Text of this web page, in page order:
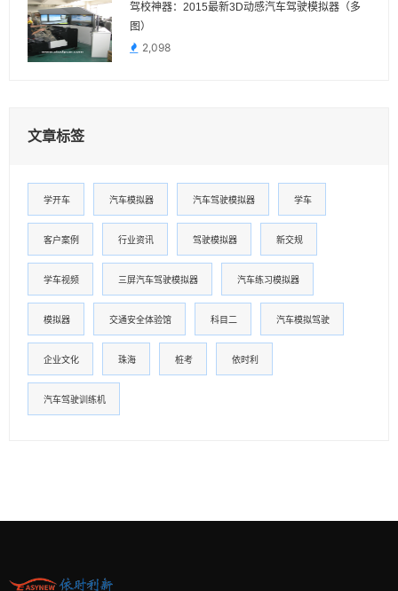
驾校神器：2015最新3D动感汽车驾驶模拟器（多
图）
2,098
文章标签
学开车 汽车模拟器 汽车驾驶模拟器 学车
客户案例 行业资讯 驾驶模拟器 新交规
学车视频 三屏汽车驾驶模拟器 汽车练习模拟器
模拟器 交通安全体验馆 科目二 汽车模拟驾驶
企业文化 珠海 桩考 依时利
汽车驾驶训练机